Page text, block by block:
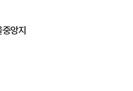
앙지